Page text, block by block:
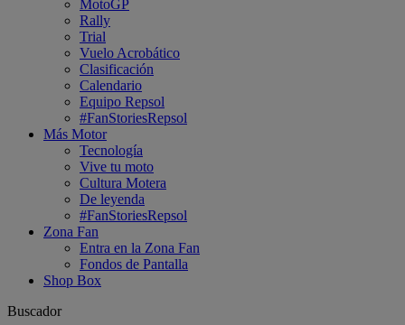
MotoGP
Rally
Trial
Vuelo Acrobático
Clasificación
Calendario
Equipo Repsol
#FanStoriesRepsol
Más Motor
Tecnología
Vive tu moto
Cultura Motera
De leyenda
#FanStoriesRepsol
Zona Fan
Entra en la Zona Fan
Fondos de Pantalla
Shop Box
Buscador